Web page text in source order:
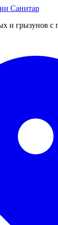
и грызунов с